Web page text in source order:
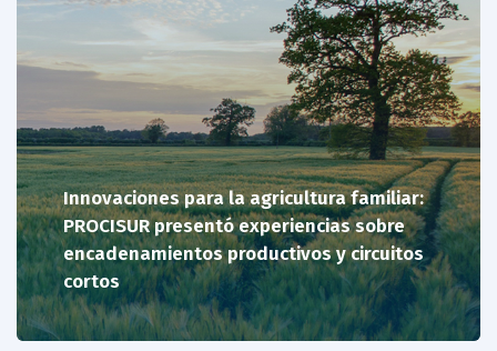
Innovaciones para la agricultura familiar:
PROCISUR presentó experiencias sobre
encadenamientos productivos y circuitos
cortos